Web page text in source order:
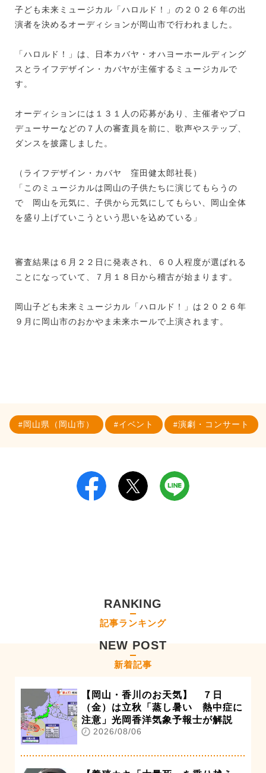
子ども未来ミュージカル「ハロルド！」の２０２６年の出
演者を決めるオーディションが岡山市で行われました。
「ハロルド！」は、日本カバヤ・オハヨーホールディング
スとライフデザイン・カバヤが主催するミュージカルで
す。
オーディションには１３１人の応募があり、主催者やプロ
デューサーなどの７人の審査員を前に、歌声やステップ、
ダンスを披露しました。
（ライフデザイン・カバヤ 窪田健太郎社長）
「このミュージカルは岡山の子供たちに演じてもらうの
で 岡山を元気に、子供から元気にしてもらい、岡山全体
を盛り上げていこうという思いを込めている」
審査結果は６月２２日に発表され、６０人程度が選ばれる
ことになっていて、７月１８日から稽古が始まります。
岡山子ども未来ミュージカル「ハロルド！」は２０２６年
９月に岡山市のおかやま未来ホールで上演されます。
岡山県（岡山市） イベント 演劇・コンサート
RANKING
記事ランキング
NEW POST
新着記事
【岡山・香川のお天気】 ７日
（金）は立秋「蒸し暑い 熱中症に
注意」光岡香洋気象予報士が解説
2026/08/06